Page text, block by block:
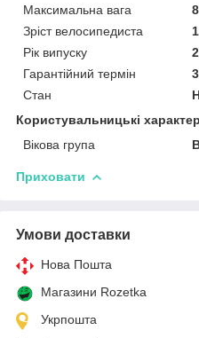
Максимальна вага
Зріст велосипедиста
Рік випуску
Гарантійний термін
Стан
Користувальницькі
Вікова група
Приховати
Умови доставки
Нова Пошта
Магазини Rozetka
Укрпошта